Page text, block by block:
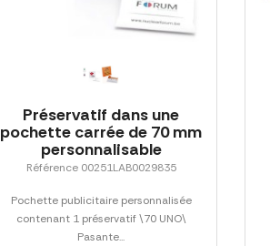
Préservatif dans une
pochette carrée de 70 mm
personnalisable
Référence 00251LAB0029835
Pochette publicitaire personnalisée
contenant 1 préservatif \70 UNO\
Pasante...